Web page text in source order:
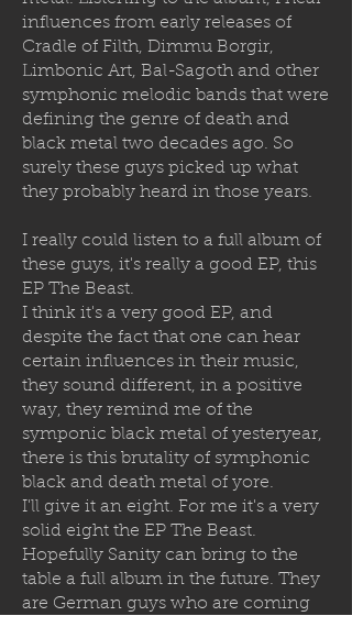
influences from early releases of
Cradle of Filth, Dimmu Borgir,
Limbonic Art, Bal-Sagoth and other
symphonic melodic bands that were
defining the genre of death and
black metal two decades ago. So
surely these guys picked up what
they probably heard in those years.
I really could listen to a full album of
these guys, it's really a good EP, this
EP The Beast.
I think it's a very good EP, and
despite the fact that one can hear
certain influences in their music,
they sound different, in a positive
way, they remind me of the
symponic black metal of yesteryear,
there is this brutality of symphonic
black and death metal of yore.
I'll give it an eight. For me it's a very
solid eight the EP The Beast.
Hopefully Sanity can bring to the
table a full album in the future. They
are German guys who are coming